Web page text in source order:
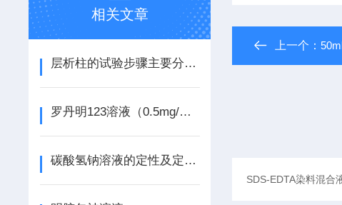
上一个：
相关文章
层析柱的试验步骤主要分为五步
罗丹明123溶液（0.5mg/ml）说明书
碳酸氢钠溶液的定性及定量分析过程